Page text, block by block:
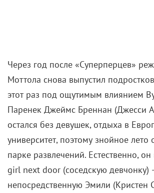
Через год после «Суперперцев»
Моттола снова выпустил
этот раз под ощутимым влиянием
Паренек Джеймс Бреннан (Джесси
остался без девушек, отдыха в
университет, поэтому знойное лето
парке развлечений. Естественно,
girl next door (соседскую девчонку)
непосредственную Эмили (Кристен